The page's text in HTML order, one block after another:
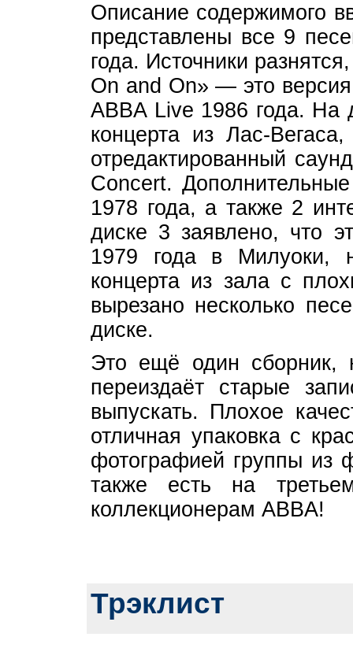
Описание содержимого
представлены все 9
года. Источники
On and On» — это
ABBA Live 1986 года. На
концерта из Лас-
отредактированный
Concert.
1978 года, а также 2
диске 3 заявлено, что
1979 года в Милуоки,
концерта из зала с
вырезано несколько
диске.
Это ещё один сборник,
переиздаёт старые
выпускать. Плохое
отличная упаковка с
фотографией группы из
также есть на
коллекционерам ABBA!
Трэклист